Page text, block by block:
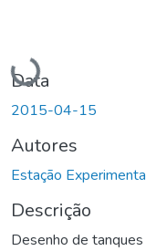
Carregando...
Data
2015-04-15
Autores
Estação
Descrição
Desenho de